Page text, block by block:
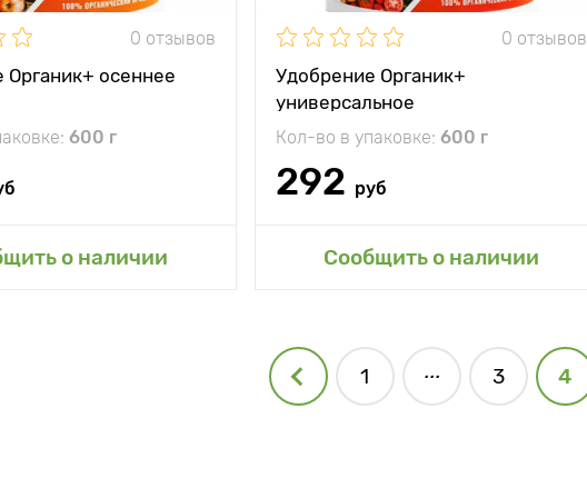
0 отзывов
Органик+ осеннее
600 г
о наличии
в мой сад
0 отзывов
Удобрение Органик+
универсальное
Кол-во в упаковке: 600 г
292 руб
Сообщить о наличии
Добавить в мой сад
1 ... 3 4